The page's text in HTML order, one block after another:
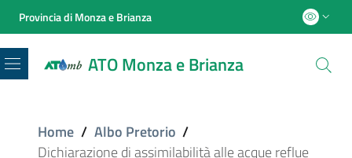
Provincia di Monza e Brianza
ATO Monza e Brianza
Menu
Home / Albo Pretorio /
Dichiarazione di assimilabilità alle acque reflue